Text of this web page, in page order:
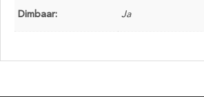
Dimbaar: Ja